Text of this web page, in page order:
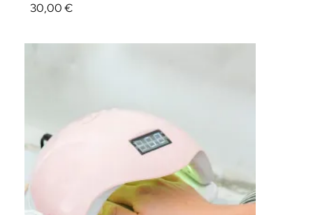
30,00 €